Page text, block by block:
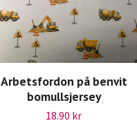
Arbetsfordon på benvit
bomullsjersey
18.90 kr